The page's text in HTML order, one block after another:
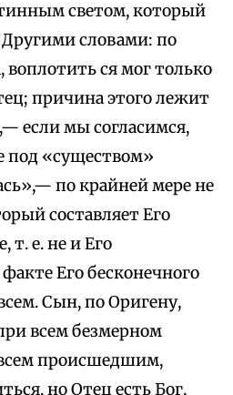
светом, который
Другими словами: по
ся мог только
причина этого лежит
если мы согласимся,
под «существом»
по крайней мере не
составляет Его
т. е. не и Его
Его бесконечного
Сын, по Оригену,
всем безмерном
происшедшим,
но Отец есть Бог,